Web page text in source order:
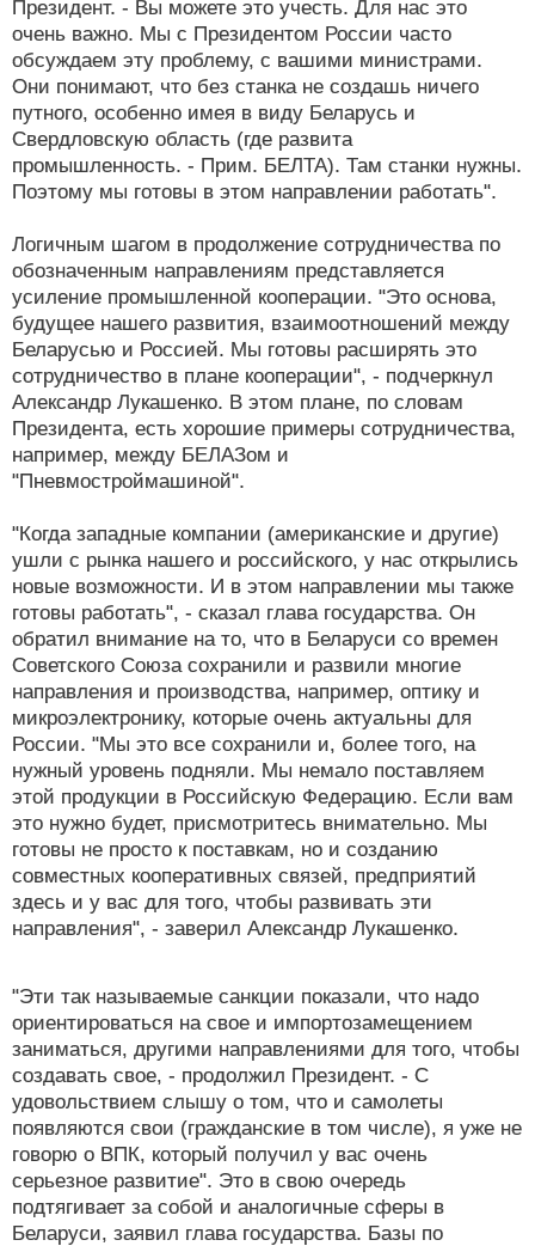
Президент. - Вы можете это учесть. Для нас это
очень важно. Мы с Президентом России часто
обсуждаем эту проблему, с вашими министрами.
Они понимают, что без станка не создашь ничего
путного, особенно имея в виду Беларусь и
Свердловскую область (где развита
промышленность. - Прим. БЕЛТА). Там станки нужны.
Поэтому мы готовы в этом направлении работать".
Логичным шагом в продолжение сотрудничества по
обозначенным направлениям представляется
усиление промышленной кооперации. "Это основа,
будущее нашего развития, взаимоотношений между
Беларусью и Россией. Мы готовы расширять это
сотрудничество в плане кооперации", - подчеркнул
Александр Лукашенко. В этом плане, по словам
Президента, есть хорошие примеры сотрудничества,
например, между БЕЛАЗом и
"Пневмостроймашиной".
"Когда западные компании (американские и другие)
ушли с рынка нашего и российского, у нас открылись
новые возможности. И в этом направлении мы также
готовы работать", - сказал глава государства. Он
обратил внимание на то, что в Беларуси со времен
Советского Союза сохранили и развили многие
направления и производства, например, оптику и
микроэлектронику, которые очень актуальны для
России. "Мы это все сохранили и, более того, на
нужный уровень подняли. Мы немало поставляем
этой продукции в Российскую Федерацию. Если вам
это нужно будет, присмотритесь внимательно. Мы
готовы не просто к поставкам, но и созданию
совместных кооперативных связей, предприятий
здесь и у вас для того, чтобы развивать эти
направления", - заверил Александр Лукашенко.
"Эти так называемые санкции показали, что надо
ориентироваться на свое и импортозамещением
заниматься, другими направлениями для того, чтобы
создавать свое, - продолжил Президент. - С
удовольствием слышу о том, что и самолеты
появляются свои (гражданские в том числе), я уже не
говорю о ВПК, который получил у вас очень
серьезное развитие". Это в свою очередь
подтягивает за собой и аналогичные сферы в
Беларуси, заявил глава государства. Базы по